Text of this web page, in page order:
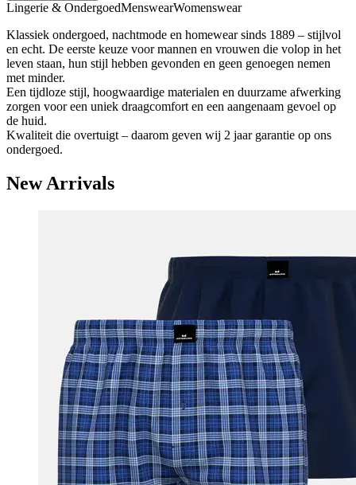
Lingerie & OndergoedMenswearWomenswear
Klassiek ondergoed, nachtmode en homewear sinds 1889 – stijlvol
en echt. De eerste keuze voor mannen en vrouwen die volop in het
leven staan, hun stijl hebben gevonden en geen genoegen nemen
met minder.
Een tijdloze stijl, hoogwaardige materialen en duurzame afwerking
zorgen voor een uniek draagcomfort en een aangenaam gevoel op
de huid.
Kwaliteit die overtuigt – daarom geven wij 2 jaar garantie op ons
ondergoed.
New Arrivals